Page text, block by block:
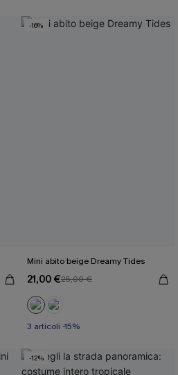
-16%
Mini abito beige Dreamy Tides
21,00 €25,00 €
3 articoli -15%
-12%